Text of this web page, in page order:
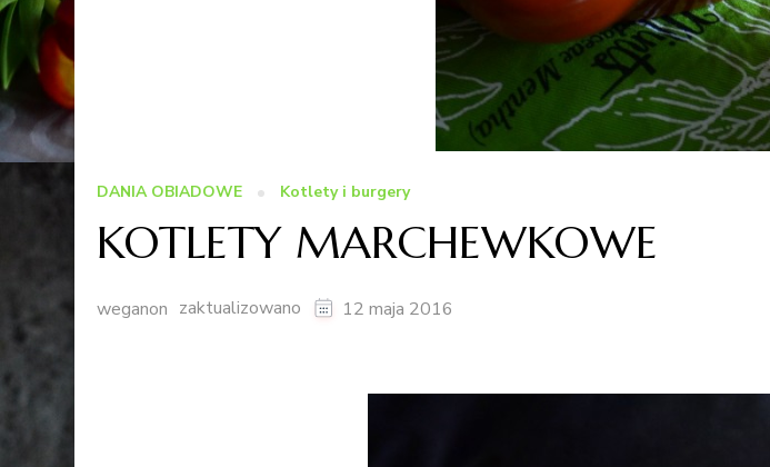
DANIA OBIADOWE Kotlety i burgery
KOTLETY MARCHEWKOWE
weganon zaktualizowano 12 maja 2016